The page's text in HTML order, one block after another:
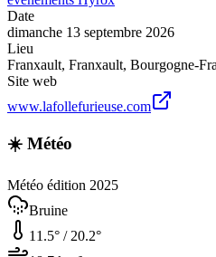
Date
dimanche 13 septembre 2026
Lieu
Franxault, Franxault, Bourgogne-
Site web
www.lafollefurieuse.com
☀️ Météo
Météo édition 2025
Bruine
11.5° / 20.2°